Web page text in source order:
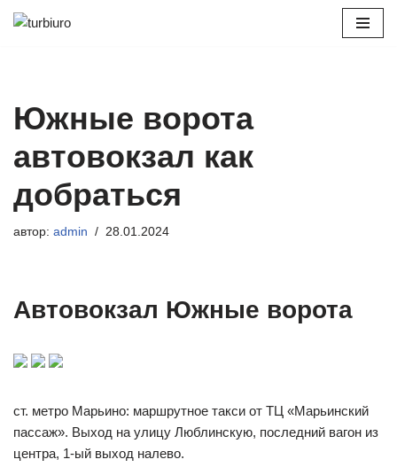
Южные ворота
автовокзал как
добраться
автор: admin 28.01.2024
Автовокзал Южные ворота
ст. метро Марьино: маршрутное такси от ТЦ «Марьинский
пассаж». Выход на улицу Люблинскую, последний вагон из
центра, 1-ый выход налево.